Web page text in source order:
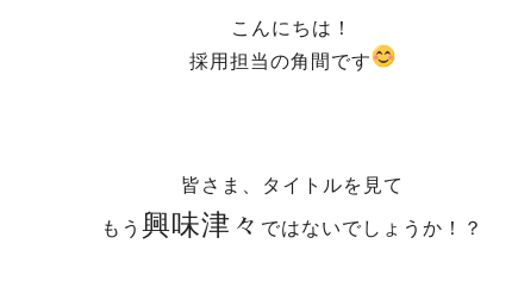
こんにちは！
採用担当の角間です
皆さま、タイトルを見て
もう 興味津々 ではないでしょうか！？